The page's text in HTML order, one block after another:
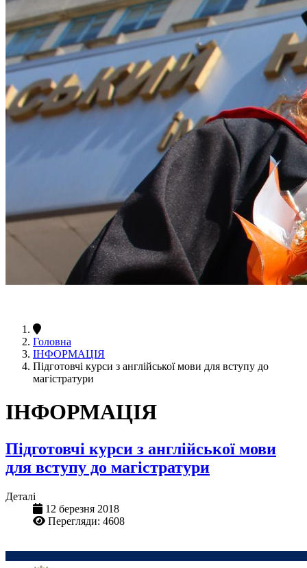
Головна
ІНФОРМАЦІЯ
Підготовчі курси з англійської мови для вступу до
магістратури
ІНФОРМАЦІЯ
Підготовчі курси з англійської мови
для вступу до магістратури
Деталі
12 березня 2018
Перегляди: 4608